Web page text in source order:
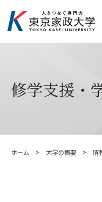
修学支援・
ホーム 大学の概要 情